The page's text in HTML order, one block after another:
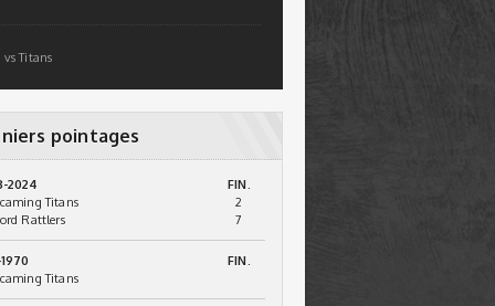
vs Titans
pointages
2024
FIN.
Titans
2
Rattlers
7
FIN.
Titans